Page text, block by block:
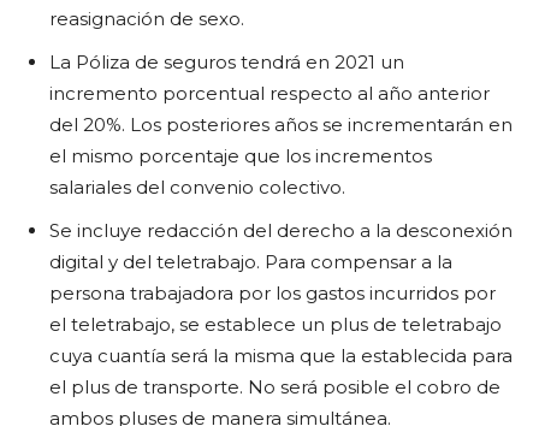
reasignación de sexo.
La Póliza de seguros tendrá en 2021 un
incremento porcentual respecto al año anterior
del 20%. Los posteriores años se incrementarán en
el mismo porcentaje que los incrementos
salariales del convenio colectivo.
Se incluye redacción del derecho a la desconexión
digital y del teletrabajo. Para compensar a la
persona trabajadora por los gastos incurridos por
el teletrabajo, se establece un plus de teletrabajo
cuya cuantía será la misma que la establecida para
el plus de transporte. No será posible el cobro de
ambos pluses de manera simultánea.